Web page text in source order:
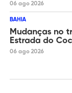
06 ago 2026
BAHIA
Mudanças no
Estrada do
06 ago 2026